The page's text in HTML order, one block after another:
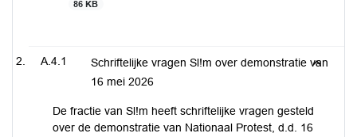
86 KB
A.4.1
Schriftelijke vragen Sl!m over demonstratie van
16 mei 2026
De fractie van Sl!m heeft schriftelijke vragen gesteld
over de demonstratie van Nationaal Protest, d.d. 16